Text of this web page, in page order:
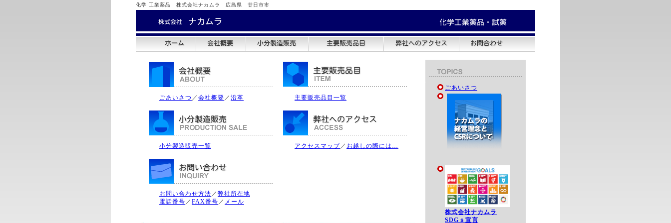
化学 工業薬品 株式会社ナカムラ 広島県 廿日市市
ごあいさつ ／ 会社概要 ／ 沿革 主要販売品目一覧
小分製造販売一覧 アクセスマップ／ お越しの際には…
お問い合わせ方法 ／ 弊社所在地
電話番号 ／ FAX番号 ／ メール
ごあいさつ
株式会社ナカムラ
SDGｓ宣言